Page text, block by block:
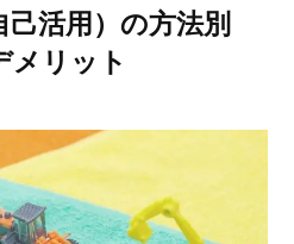
己活用）の方法別
メリット